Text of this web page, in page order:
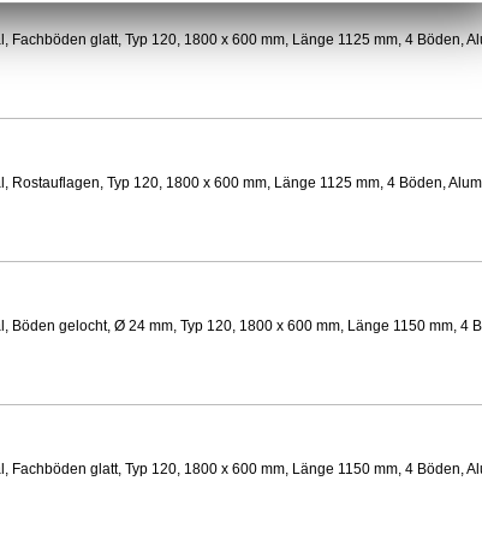
glatt, Typ 120, 1800 x 600 mm, Länge 1125 mm, 4 Böden,
Typ 120, 1800 x 600 mm, Länge 1125 mm, 4 Böden,
gelocht, Ø 24 mm, Typ 120, 1800 x 600 mm, Länge 1150 mm, 4
glatt, Typ 120, 1800 x 600 mm, Länge 1150 mm, 4 Böden,